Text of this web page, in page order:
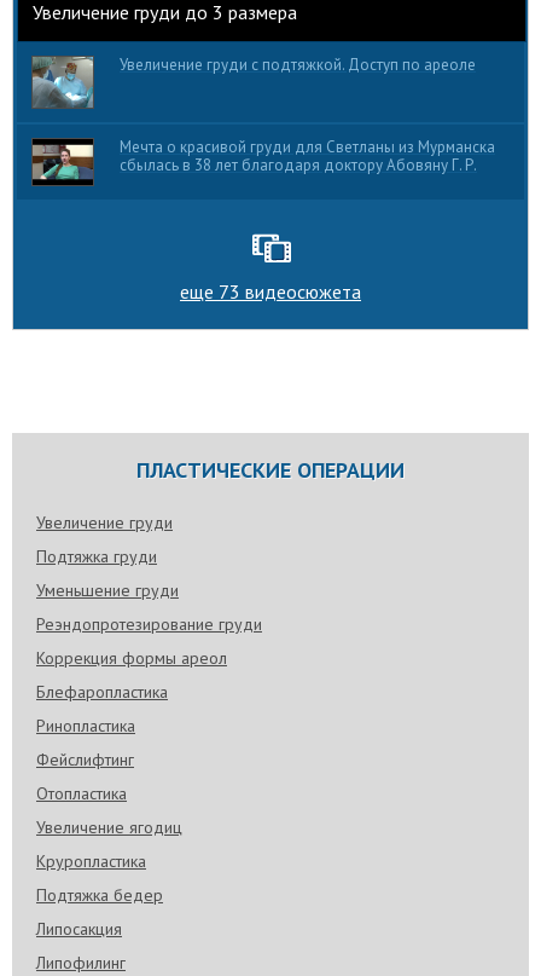
Увеличение груди до 3 размера
Увеличение груди с подтяжкой. Доступ по ареоле
Мечта о красивой груди для Светланы из Мурманска
сбылась в 38 лет благодаря доктору Абовяну Г. Р.
еще 73 видеосюжета
ПЛАСТИЧЕСКИЕ ОПЕРАЦИИ
Увеличение груди
Подтяжка груди
Уменьшение груди
Реэндопротезирование груди
Коррекция формы ареол
Блефаропластика
Ринопластика
Фейслифтинг
Отопластика
Увеличение ягодиц
Круропластика
Подтяжка бедер
Липосакция
Липофилинг